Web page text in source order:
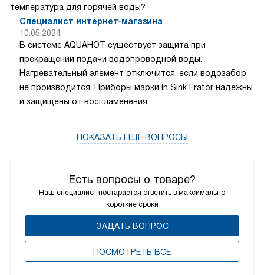
Есть вопросы о товаре?
Наш специалист постарается ответить в максимально
короткие сроки
ЗАДАТЬ ВОПРОС
ПОCМОТРЕТЬ ВСЕ
температура для горячей воды?
Специалист интернет-магазина
10.05.2024
В системе AQUAHOT существует защита при
прекращении подачи водопроводной воды.
Нагревательный элемент отключится, если водозабор
не производится. Приборы марки In Sink Erator надежны
и защищены от воспламенения.
ПОКАЗАТЬ ЕЩЁ ВОПРОСЫ